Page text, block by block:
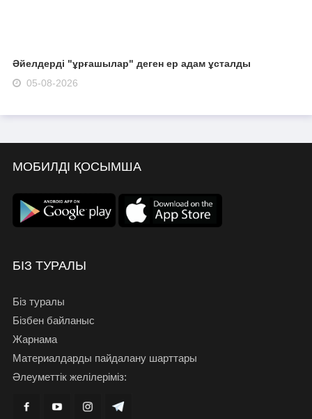
Әйелдерді "ұрғашылар" деген ер адам ұсталды
05-08-2026
МОБИЛДІ ҚОСЫМША
БІЗ ТУРАЛЫ
Біз туралы
Бізбен байланыс
Жарнама
Материалдарды пайдалану шарттары
Әлеуметтік желілеріміз: